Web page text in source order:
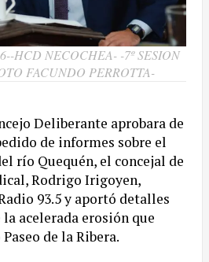
HCD NECOCHEA- -7º SESION
FACUNDO PERROTTA-
Deliberante aprobara de
de informes sobre el
río Quequén, el concejal de
Rodrigo Irigoyen,
93.5 y aportó detalles
acelerada erosión que
de la Ribera.